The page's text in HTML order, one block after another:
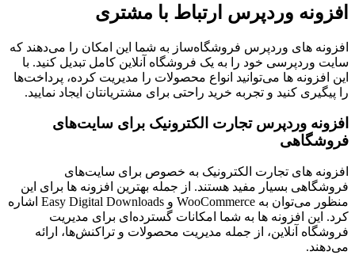
افزونه وردپرس ‌ارتباط با مشتری
افزونه ‌های وردپرس فروشگاه‌ساز به شما این امکان را می‌دهند که
سایت وردپرسی خود را به یک فروشگاه آنلاین کامل تبدیل کنید. با
این افزونه ‌ها می‌توانید انواع محصولات را مدیریت کرده، پرداخت‌ها
را پیگیری کنید و تجربه خرید راحتی برای مشتریانتان ایجاد نمایید.
افزونه وردپرس تجارت الکترونیک برای سایت‌های
فروشگاهی
افزونه ‌های تجارت الکترونیک به خصوص برای سایت‌های
فروشگاهی بسیار مفید هستند. از جمله بهترین افزونه ‌ها برای این
منظور می‌توان به WooCommerce و Easy Digital Downloads اشاره
کرد. این افزونه ‌ها به شما امکانات گسترده‌ای برای مدیریت
فروشگاه آنلاین، از جمله مدیریت محصولات و تراکنش‌ها، ارائه
می‌دهند.